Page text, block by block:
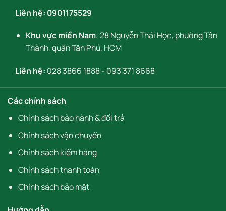
Liên hệ: 0901175529
Khu vực miền Nam: 28 Nguyễn Thái Học, phường Tân
Thành, quận Tân Phú, HCM
Liên hệ: 028 3866 1888- 093 371 8668
Các chính sách
Chính sách bảo hành & đổi trả
Chính sách vận chuyển
Chính sách kiểm hàng
Chính sách thanh toán
Chính sách bảo mật